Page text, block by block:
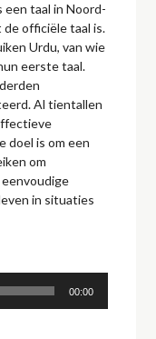
taal in Noord-
de officiële taal is.
Urdu, van wie
eerste taal.
Al tientallen
doel is om een
om
in situaties
00:00